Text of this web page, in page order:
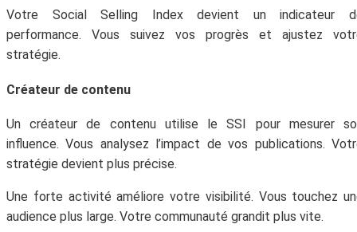
Votre Social Selling Index devient un indicateur
performance. Vous suivez vos progrès et ajustez
stratégie.
Créateur de contenu
Un créateur de contenu utilise le SSI pour mesurer
influence. Vous analysez l’impact de vos publications.
stratégie devient plus précise.
Une forte activité améliore votre visibilité. Vous touchez
audience plus large. Votre communauté grandit plus vite.